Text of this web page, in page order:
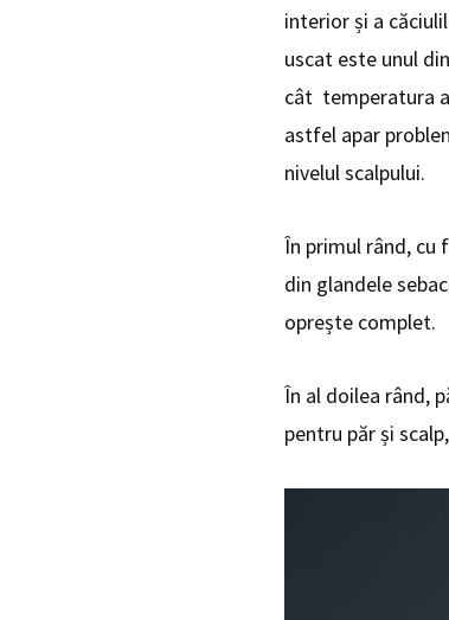
interior și a
uscat este unul
cât temperatura
astfel apar
nivelul scalpului.
În primul rând, cu
din glandele
oprește complet.
În al doilea rând,
pentru păr și